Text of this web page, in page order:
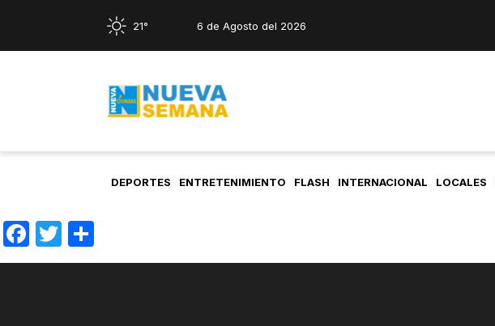
21° 6 de Agosto del 2026
DEPORTES ENTRETENIMIENTO FLASH INTERNACIONAL LOCALES
Facebook
Twitter